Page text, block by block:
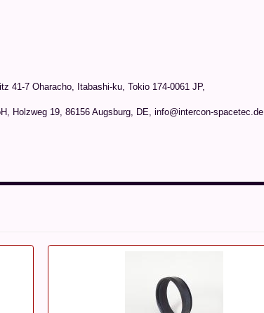
41-7 Oharacho, Itabashi-ku, Tokio 174-0061 JP,
Holzweg 19, 86156 Augsburg, DE, info@intercon-spacetec.de